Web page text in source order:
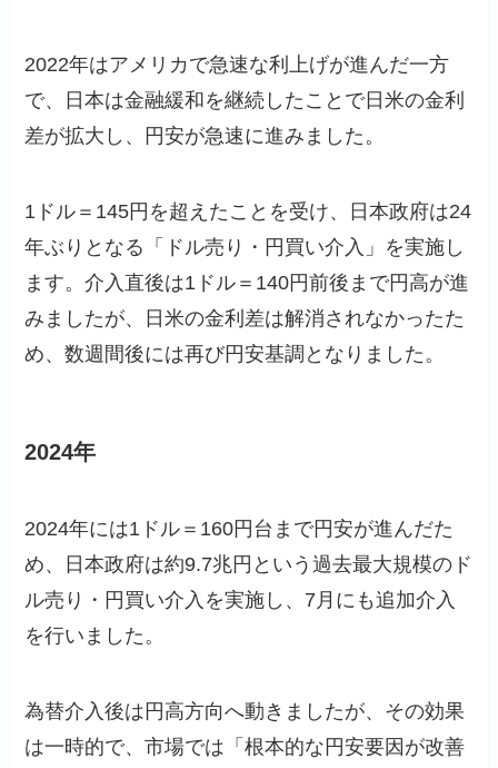
2022年はアメリカで急速な利上げが進んだ一方
で、日本は金融緩和を継続したことで日米の金利
差が拡大し、円安が急速に進みました。
1ドル＝145円を超えたことを受け、日本政府は24
年ぶりとなる「ドル売り・円買い介入」を実施し
ます。介入直後は1ドル＝140円前後まで円高が進
みましたが、日米の金利差は解消されなかったた
め、数週間後には再び円安基調となりました。
2024年
2024年には1ドル＝160円台まで円安が進んだた
め、日本政府は約9.7兆円という過去最大規模のド
ル売り・円買い介入を実施し、7月にも追加介入
を行いました。
為替介入後は円高方向へ動きましたが、その効果
は一時的で、市場では「根本的な円安要因が改善